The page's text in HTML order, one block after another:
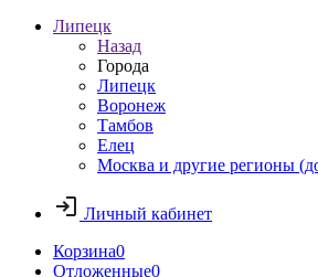
Липецк
Назад
Города
Липецк
Воронеж
Тамбов
Елец
Москва и другие регионы
Личный кабинет
Корзина0
Отложенные0